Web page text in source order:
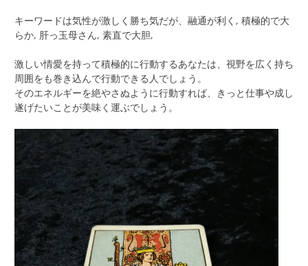
キーワードは気性が激しく勝ち気だが、融通が利く, 積極的で大
らか, 肝っ玉母さん, 素直で大胆,
激しい情愛を持って積極的に行動するあなたは、視野を広く持ち
周囲をも巻き込んで行動できる人でしょう。
そのエネルギーを絶やさぬように行動すれば、きっと仕事や成し
遂げたいことが美味く運ぶでしょう。